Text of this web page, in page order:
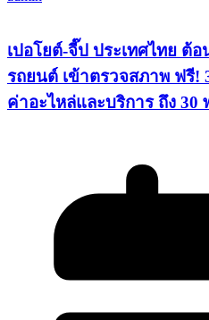
เปอโยต์-จี๊ป ประเทศไทย ต้
รถยนต์ เข้าตรวจสภาพ ฟรี!
ค่าอะไหล่และบริการ ถึง 30